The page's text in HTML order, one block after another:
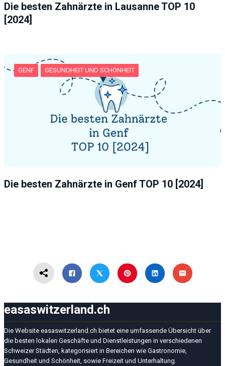
Die besten Zahnärzte in Lausanne TOP 10
[2024]
GENF GESUNDHEIT UND SCHÖNHEIT
Die besten Zahnärzte in Genf TOP 10 [2024]
easaswitzerland.ch
Die Website easaswitzerland.ch bietet eine umfassende Übersicht über
die besten lokalen Geschäfte und Dienstleistungen in verschiedenen
Schweizer Städten, kategorisiert in Bereichen wie Gastronomie,
Gesundheit und Schönheit, sowie Freizeit und Unterhaltung.